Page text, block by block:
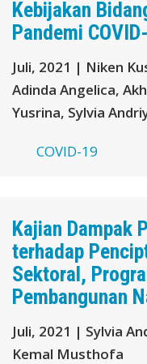
Kebijakan
Pandemi
Juli, 2021 | Niken
Adinda Angelica,
Yusrina, Sylvia
COVID-19
Kajian Dampak
terhadap
Sektoral,
Pembangunan
Juli, 2021 | Sylvia
Kemal Musthofa